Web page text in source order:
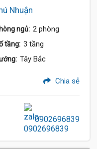
Nhuận
ngủ: 2 phòng
tầng: 3 tầng
Tây Bắc
Chia sẻ
0902696839